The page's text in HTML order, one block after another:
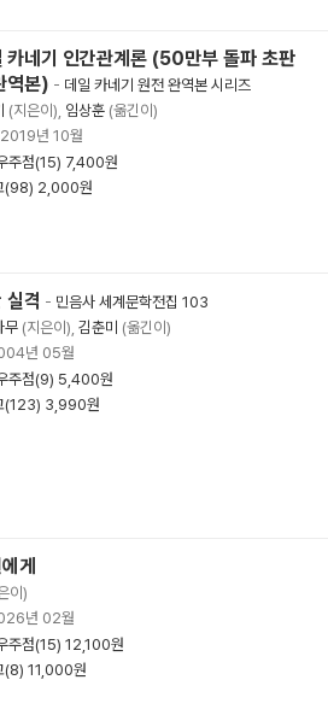
네기 인간관계론 (50만부 돌파 초판
역본) - 데일 카네기 원전 완역본 시리즈
(지은이), 임상훈 (옮긴이)
2019년 10월
주점(15) 7,400원
(98) 2,000원
격 - 민음사 세계문학전집 103
무 (지은이), 김춘미 (옮긴이)
년 05월
주점(9) 5,400원
(123) 3,990원
게
이)
년 02월
주점(15) 12,100원
(8) 11,000원